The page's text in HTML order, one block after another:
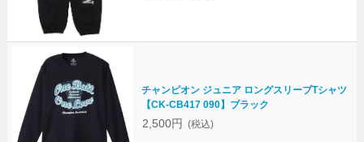
チャンピオン ジュニア ロングスリーブTシャツ
【CK-CB417 090】ブラック
2,500円 (税込)